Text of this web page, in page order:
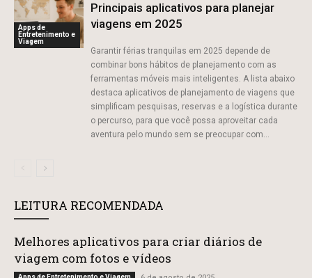
Apps de
Entretenimento e
Viagem
Principais aplicativos para planejar
viagens em 2025
Garantir férias tranquilas em 2025 depende de
combinar bons hábitos de planejamento com as
ferramentas móveis mais inteligentes. A lista abaixo
destaca aplicativos de planejamento de viagens que
simplificam pesquisas, reservas e a logística durante
o percurso, para que você possa aproveitar cada
aventura pelo mundo sem se preocupar com...
LEITURA RECOMENDADA
Melhores aplicativos para criar diários de
viagem com fotos e vídeos